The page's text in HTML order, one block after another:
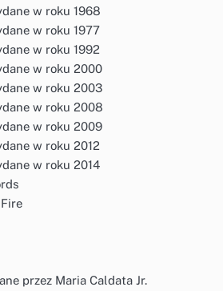
w roku 1968
w roku 1977
w roku 1992
w roku 2000
w roku 2003
w roku 2008
w roku 2009
w roku 2012
w roku 2014
przez Maria Caldata Jr.